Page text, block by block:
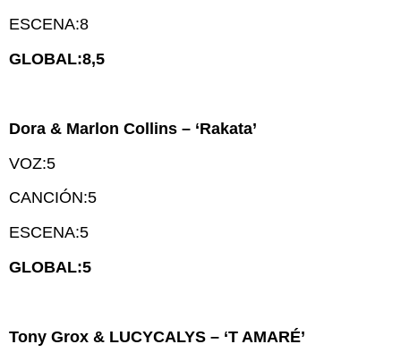
ESCENA:8
GLOBAL:8,5
Dora & Marlon Collins – ‘Rakata’
VOZ:5
CANCIÓN:5
ESCENA:5
GLOBAL:5
Tony Grox & LUCYCALYS – ‘T AMARÉ’